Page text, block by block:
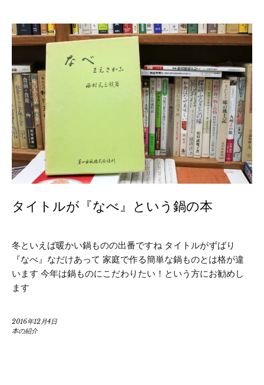
タイトルが『なべ』という鍋の本
冬といえば暖かい鍋ものの出番ですね タイトルがずばり
『なべ』なだけあって 家庭で作る簡単な鍋ものとは格が違
います 今年は鍋ものにこだわりたい！という方にお勧めし
ます
2016年12月4日
本の紹介